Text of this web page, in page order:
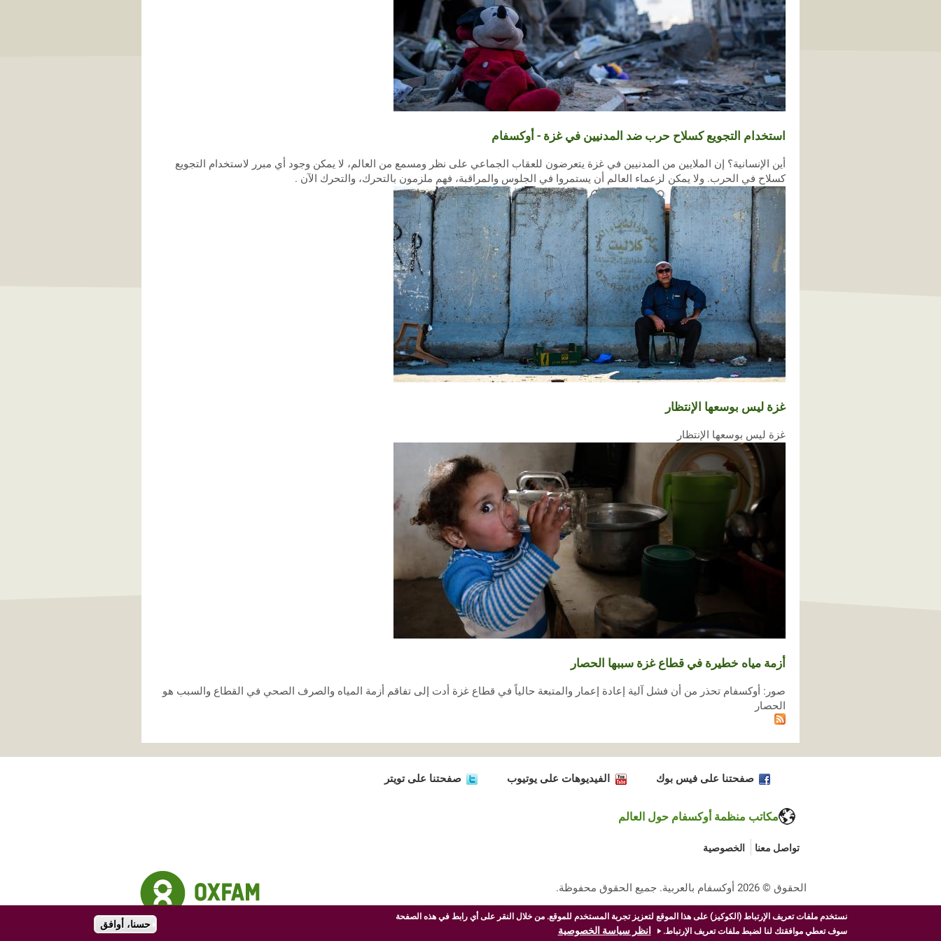
استخدام التجويع كسلاح حرب ضد المدنيين في غزة - أوكسفام
أين الإنسانية؟ إن الملايين من المدنيين في غزة يتعرضون للعقاب الجماعي على نظر ومسمع من العالم، لا يمكن وجود أي مبرر لاستخدام التجويع
كسلاح في الحرب. ولا يمكن لزعماء العالم أن يستمروا في الجلوس والمراقبة، فهم ملزمون بالتحرك، والتحرك الآن .
غزة ليس بوسعها الإنتظار
غزة ليس بوسعها الإنتظار
أزمة مياه خطيرة في قطاع غزة سببها الحصار
صور: أوكسفام تحذر من أن فشل آلية إعادة إعمار والمتبعة حالياً في قطاع غزة أدت إلى تفاقم أزمة المياه والصرف الصحي في القطاع والسبب هو
الحصار
صفحتنا على فيس بوك الفيديوهات على يوتيوب صفحتنا على تويتر
مكاتب منظمة أوكسفام حول العالم
تواصل معنا الخصوصية
الحقوق © 2026 أوكسفام بالعربية. جميع الحقوق محفوظة.
نستخدم ملفات تعريف الإرتباط (الكوكيز) على هذا الموقع لتعزيز تجربة المستخدم للموقع. من خلال النقر على أي رابط في هذه الصفحة
سوف تعطي موافقتك لنا لضبط ملفات تعريف الإرتباط.
انظر سياسة الخصوصية
حسنا، أوافق